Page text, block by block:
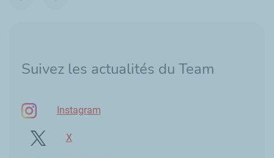
Suivez les actualités du Team
Instagram
X